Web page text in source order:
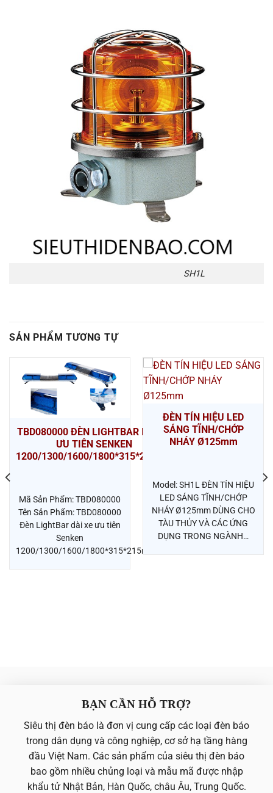
SH1L
SẢN PHẨM TƯƠNG TỰ
TBD080000 ĐÈN LIGHTBAR DÀI XE
ƯU TIÊN SENKEN
1200/1300/1600/1800*315*215MM
Mã Sản Phẩm: TBD080000
Tên Sản Phẩm: TBD080000
Đèn LightBar dài xe ưu tiên
Senken
1200/1300/1600/1800*315*215mm
ĐÈN TÍN HIỆU LED
SÁNG TĨNH/CHỚP
NHÁY Ø125mm
Model: SH1L ĐÈN TÍN HIỆU
LED SÁNG TĨNH/CHỚP
NHÁY Ø125mm DÙNG CHO
TÀU THỦY VÀ CÁC ỨNG
DỤNG TRONG NGÀNH…
BẠN CẦN HỖ TRỢ?
Siêu thị đèn báo là đơn vị cung cấp các loại đèn báo
trong dân dụng và công nghiệp, cơ sở hạ tầng hàng
đầu Việt Nam. Các sản phẩm của siêu thị đèn báo
bao gồm nhiều chủng loại và mẫu mã được nhập
khẩu tử Nhật Bản, Hàn Quốc, châu Âu, Trung Quốc.